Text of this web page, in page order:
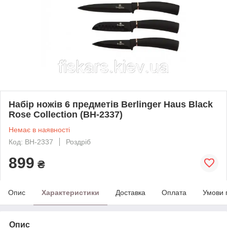
Набір ножів 6 предметів Berlinger Haus Black
Rose Collection (BH-2337)
Немає в наявності
Код: BH-2337
Роздріб
899 ₴
Опис Характеристики Доставка Оплата Умови
Опис